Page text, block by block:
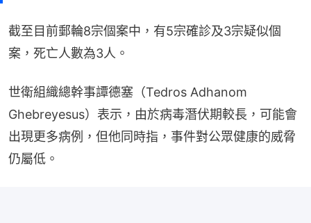
截至目前郵輪8宗個案中，有5宗確診及3宗疑似個
案，死亡人數為3人。
世衛組織總幹事譚德塞（Tedros Adhanom
Ghebreyesus）表示，由於病毒潛伏期較長，可能會
出現更多病例，但他同時指，事件對公眾健康的威脅
仍屬低。